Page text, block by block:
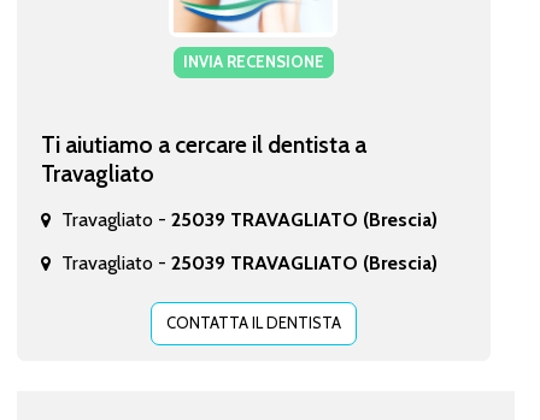
INVIA RECENSIONE
Ti aiutiamo a cercare il dentista a
Travagliato
Travagliato - 25039 TRAVAGLIATO (Brescia)
Travagliato - 25039 TRAVAGLIATO (Brescia)
CONTATTA IL DENTISTA